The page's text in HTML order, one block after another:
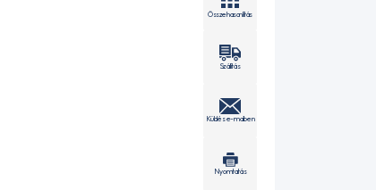
Összehasonlítás
Szállítás
Küldés e-mailben
Nyomtatás